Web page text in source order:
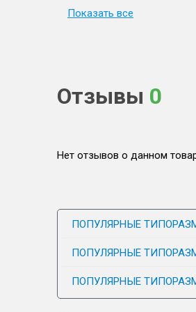
Показать все
Отзывы 0
Нет отзывов о данном
ПОПУЛЯРНЫЕ
ПОПУЛЯРНЫЕ
ПОПУЛЯРНЫЕ